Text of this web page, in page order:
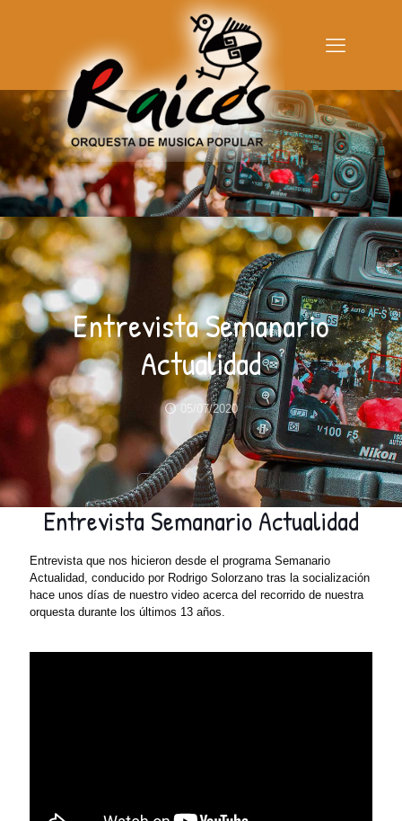
Entrevista Semanario
Actualidad
05/07/2020
Entrevista Semanario Actualidad
Entrevista que nos hicieron desde el programa Semanario
Actualidad, conducido por Rodrigo Solorzano tras la socialización
hace unos días de nuestro video acerca del recorrido de nuestra
orquesta durante los últimos 13 años.